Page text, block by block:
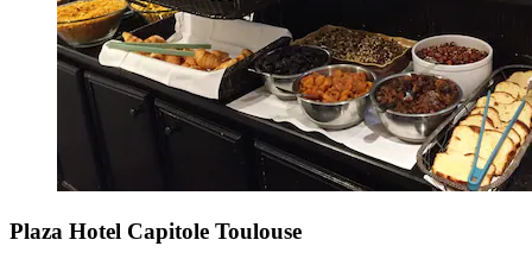
Plaza Hotel Capitole Toulouse